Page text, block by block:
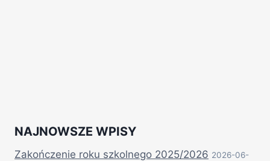
NAJNOWSZE WPISY
Zakończenie roku szkolnego 2025/2026 2026-06-